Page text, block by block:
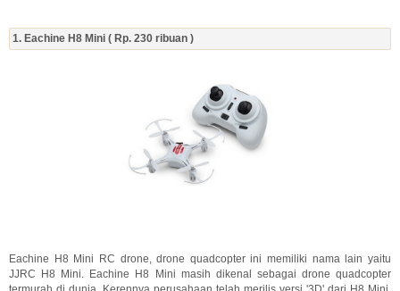
1. Eachine H8 Mini ( Rp. 230 ribuan )
Eachine H8 Mini RC drone, drone quadcopter ini memiliki nama lain yaitu
JJRC H8 Mini. Eachine H8 Mini masih dikenal sebagai drone quadcopter